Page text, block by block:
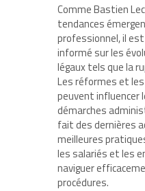
Comme Bastien
tendances
professionnel, il
informé sur les
légaux tels que la
Les réformes et
peuvent influencer
démarches
fait des dernières
meilleures
les salariés et les
naviguer
procédures.